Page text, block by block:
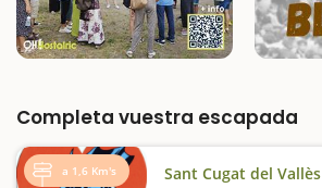
Completa vuestra escapada
a 1,6 Km's Sant Cugat del Vallès